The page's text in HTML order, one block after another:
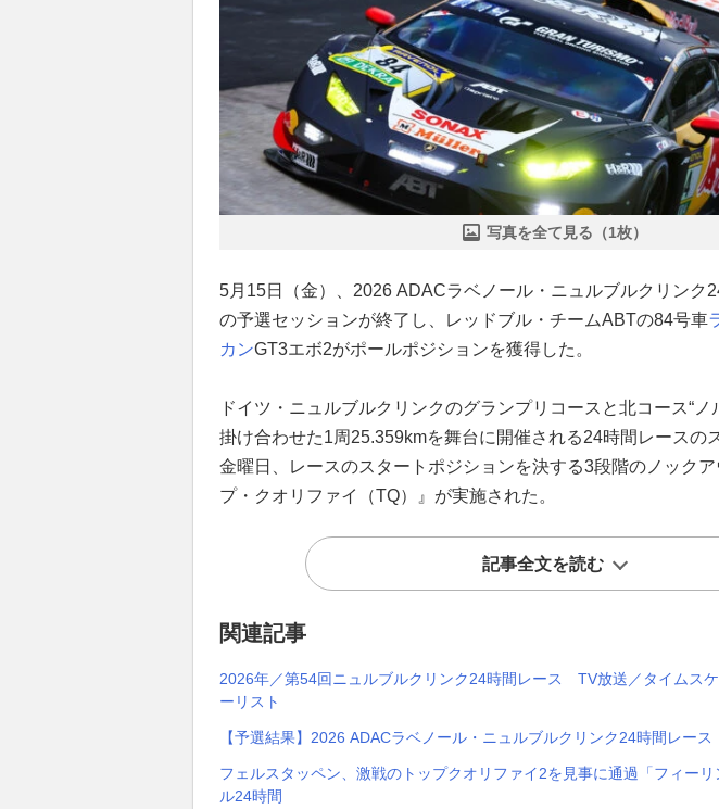
写真を全て見る（1枚）
5月15日（金）、2026 ADACラベノール・ニュルブルクリンク
の予選セッションが終了し、レッドブル・チームABTの84号車
カンGT3エボ2がポールポジションを獲得した。
ドイツ・ニュルブルクリンクのグランプリコースと北コース“ノ
掛け合わせた1周25.359kmを舞台に開催される24時間レースの
金曜日、レースのスタートポジションを決する3段階のノック
プ・クオリファイ（TQ）』が実施された。
記事全文を読む
関連記事
2026年／第54回ニュルブルクリンク24時間レース TV放送／タイムス
ーリスト
【予選結果】2026 ADACラベノール・ニュルブルクリンク24時間レース
フェルスタッペン、激戦のトップクオリファイ2を見事に通過「フィーリ
ル24時間